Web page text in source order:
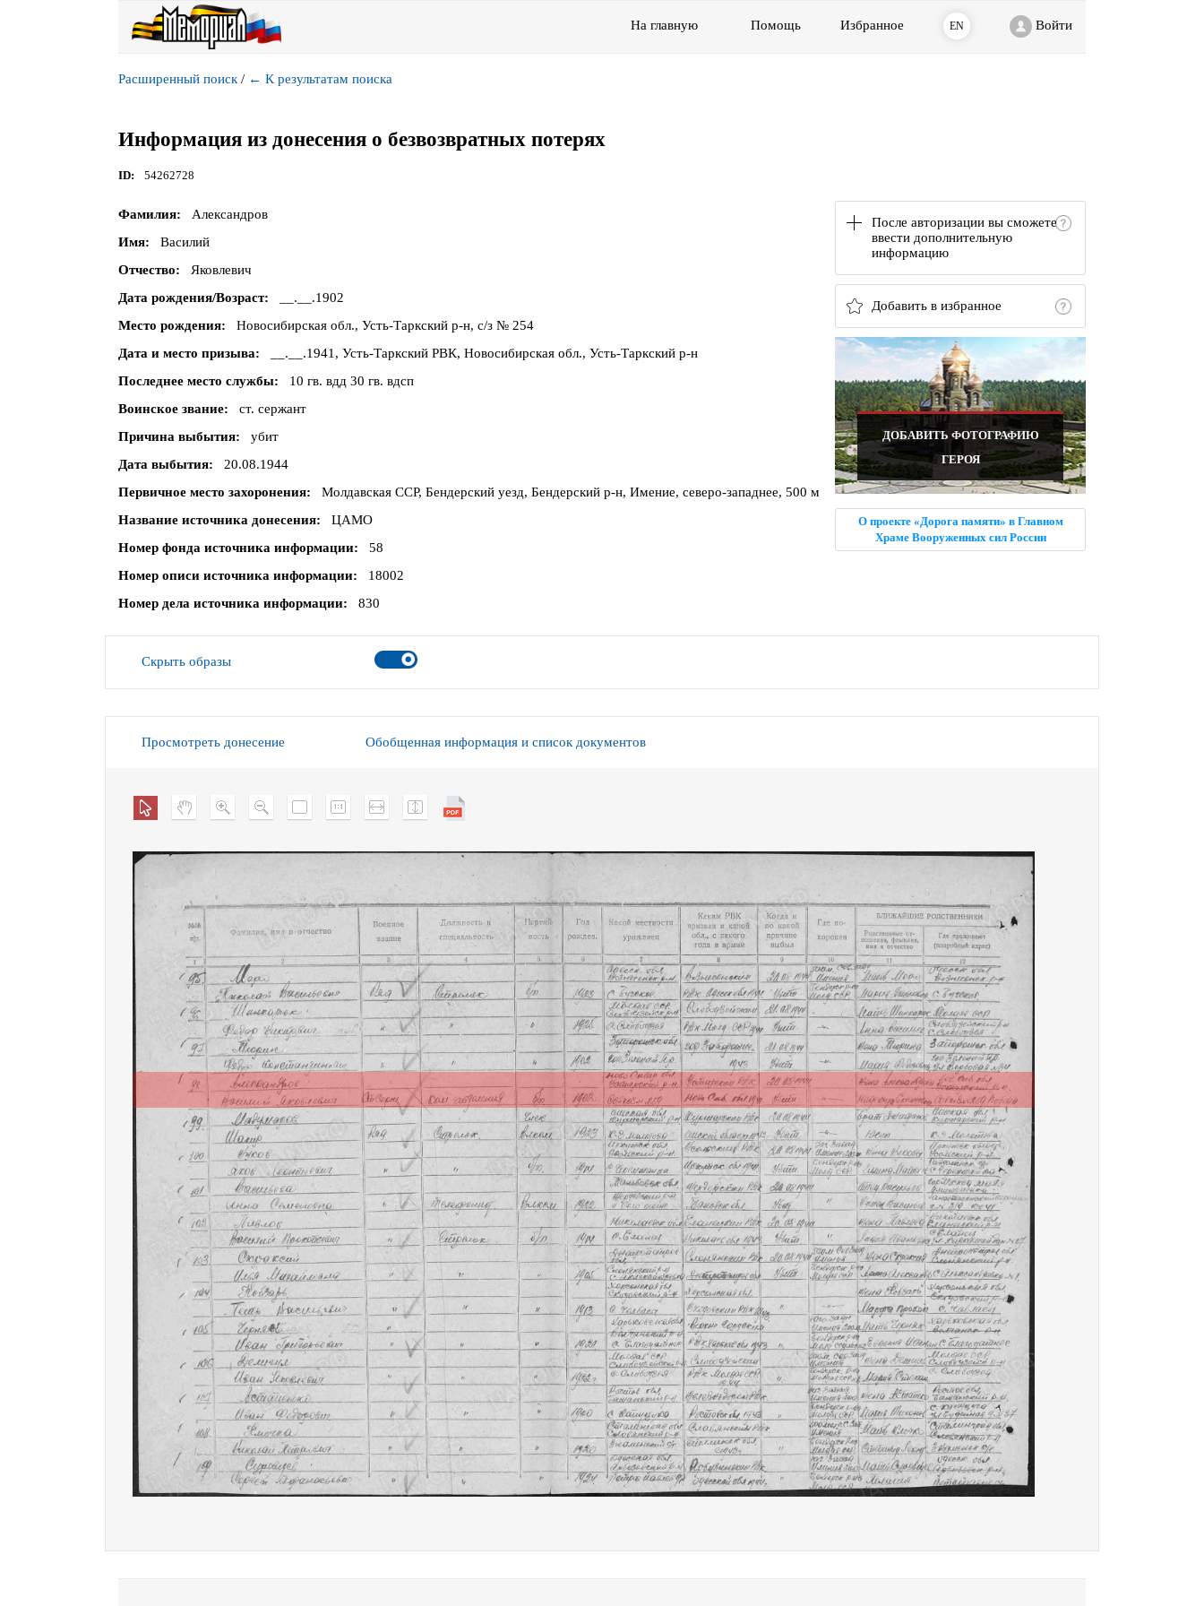
На главную Помощь Избранное EN Войти
Расширенный поиск / ← К результатам поиска
Информация из донесения о безвозвратных потерях
ID 54262728
После авторизации вы сможете
ввести дополнительную
информацию
Добавить в избранное
ДОБАВИТЬ ФОТОГРАФИЮ
ГЕРОЯ
О проекте «Дорога памяти» в Главном
Храме Вооруженных сил России
Фамилия
Александров
Имя
Василий
Отчество
Яковлевич
Дата рождения/Возраст
__.__.1902
Место рождения
Новосибирская обл., Усть-Таркский р-н, с/з № 254
Дата и место призыва
__.__.1941, Усть-Таркский РВК, Новосибирская обл., Усть-Таркский р-н
Последнее место службы
10 гв. вдд 30 гв. вдсп
Воинское звание
ст. сержант
Причина выбытия
убит
Дата выбытия
20.08.1944
Первичное место захоронения
Молдавская ССР, Бендерский уезд, Бендерский р-н, Имение, северо-западнее, 500 м
Название источника донесения
ЦАМО
Номер фонда источника информации
58
Номер описи источника информации
18002
Номер дела источника информации
830
Скрыть образы
Просмотреть донесение Обобщенная информация и список документов